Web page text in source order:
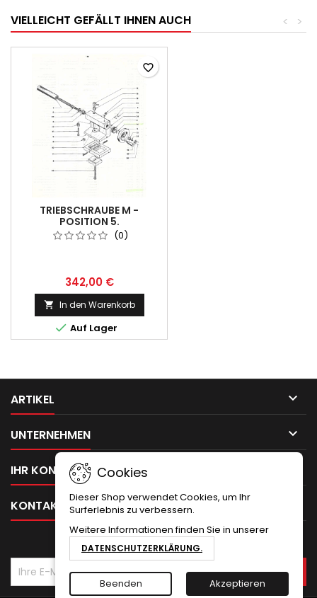
VIELLEICHT GEFÄLLT IHNEN AUCH >
<
TRIEBSCHRAUBE M -
POSITION 5.
(0)
342,00 €
 In den Warenkorb
 Auf Lager
favorite_border
ARTIKEL 
UNTERNEHMEN 
IHR KONTO
KONTAKT
Cookies
Dieser Shop verwendet Cookies, um Ihr
Surferlebnis zu verbessern.
Weitere Informationen finden Sie in unserer
DATENSCHUTZERKLÄRUNG.
Beenden Akzeptieren
NEWSLETTER